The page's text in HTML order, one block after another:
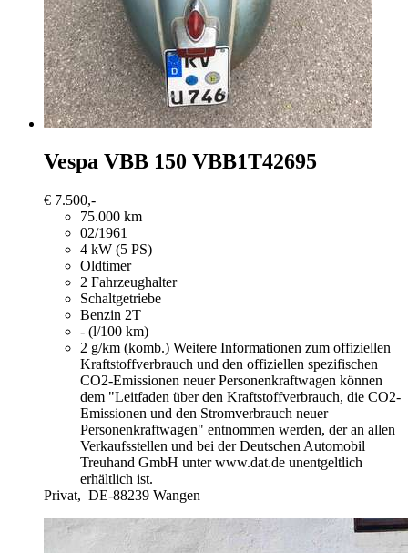
Vespa VBB 150 VBB1T42695
€ 7.500,-
75.000 km
02/1961
4 kW (5 PS)
Oldtimer
2 Fahrzeughalter
Schaltgetriebe
Benzin 2T
- (l/100 km)
2 g/km (komb.) Weitere Informationen zum offiziellen
Kraftstoffverbrauch und den offiziellen spezifischen
CO2-Emissionen neuer Personenkraftwagen können
dem "Leitfaden über den Kraftstoffverbrauch, die CO2-
Emissionen und den Stromverbrauch neuer
Personenkraftwagen" entnommen werden, der an allen
Verkaufsstellen und bei der Deutschen Automobil
Treuhand GmbH unter www.dat.de unentgeltlich
erhältlich ist.
Privat, DE-88239 Wangen